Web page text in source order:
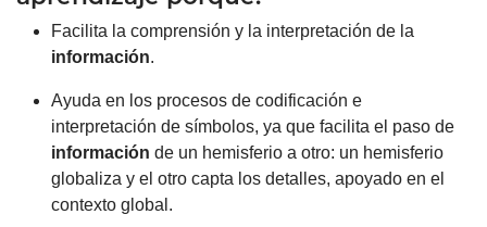
Facilita la comprensión y la interpretación de la
información.
Ayuda en los procesos de codificación e
interpretación de símbolos, ya que facilita el paso de
información de un hemisferio a otro: un hemisferio
globaliza y el otro capta los detalles, apoyado en el
contexto global.